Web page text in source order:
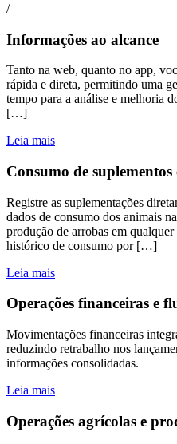
/
Informações ao alcance
Tanto na web, quanto no app,
rápida e direta, permitindo uma
tempo para a análise e melhoria
[…]
Leia mais
Consumo de suplementos
Registre as suplementações
dados de consumo dos animais
produção de arrobas em
histórico de consumo por […]
Leia mais
Operações financeiras e
Movimentações financeiras
reduzindo retrabalho nos
informações consolidadas.
Leia mais
Operações agrícolas e